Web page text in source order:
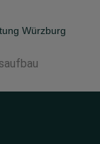
Würzburg